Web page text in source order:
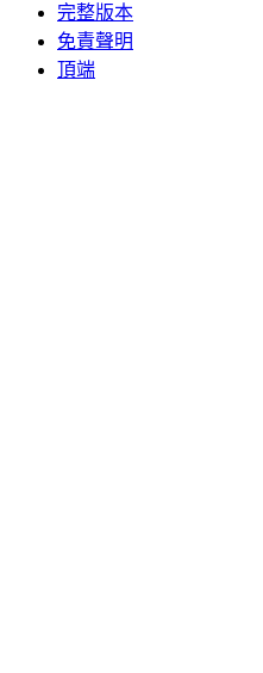
完整版本
免責聲明
頂端